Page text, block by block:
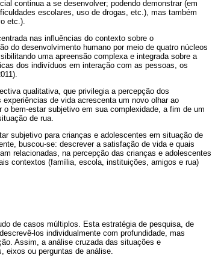
continua a se desenvolver; podendo demonstrar (em
escolares, uso de drogas, etc.), mas também
etc.).
nas influências do contexto sobre o
do desenvolvimento humano por meio de quatro núcleos
uma apreensão complexa e integrada sobre a
dos indivíduos em interação com as pessoas, os
qualitativa, que privilegia a percepção dos
de vida acrescenta um novo olhar ao
bem-estar subjetivo em sua complexidade, a fim de um
de rua.
subjetivo para crianças e adolescentes em situação de
buscou-se: descrever a satisfação de vida e quais
relacionadas, na percepção das crianças e adolescentes
contextos (família, escola, instituições, amigos e rua)
de casos múltiplos. Esta estratégia de pesquisa, de
los individualmente com profundidade, mas
Assim, a análise cruzada das situações e
eixos ou perguntas de análise.